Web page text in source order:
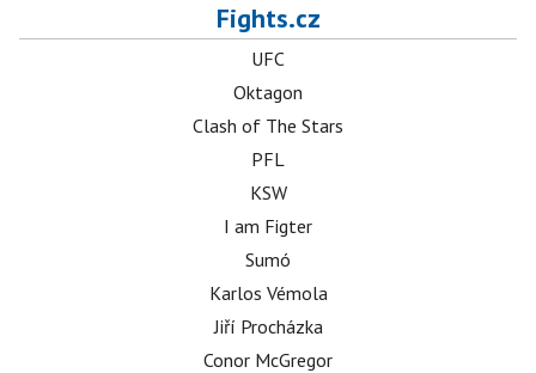
Fights.cz
UFC
Oktagon
Clash of The Stars
PFL
KSW
I am Figter
Sumó
Karlos Vémola
Jiří Procházka
Conor McGregor